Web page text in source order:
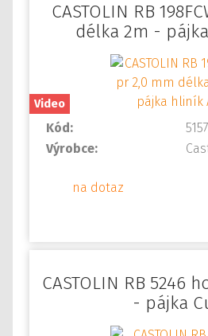
CASTOLIN RB
délka 2m -
Video
Kód:
Výrobce:
na dotaz
CASTOLIN RB 5246
- pájka